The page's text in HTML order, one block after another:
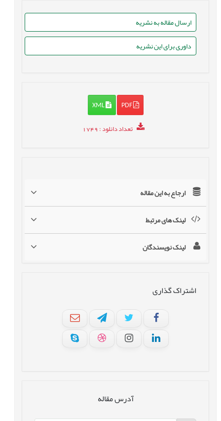
ارسال مقاله به نشریه
داوری برای این نشریه
PDF
XML
تعداد دانلود: 1749
ارجاع به این مقاله
لینک های مرتبط
لینک نویسندگان
اشتراک گذاری
آدرس مقاله